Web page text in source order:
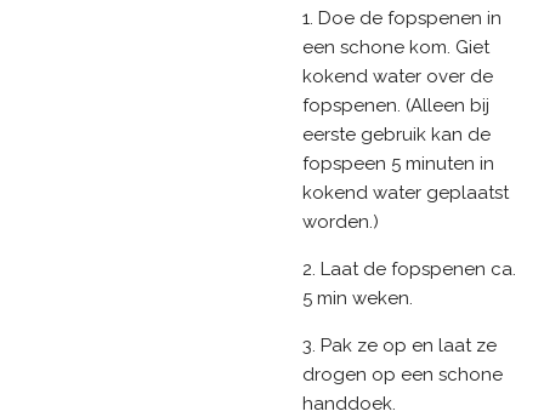
1. Doe de fopspenen in
een schone kom. Giet
kokend water over de
fopspenen. (Alleen bij
eerste gebruik kan de
fopspeen 5 minuten in
kokend water geplaatst
worden.)
2. Laat de fopspenen ca.
5 min weken.
3. Pak ze op en laat ze
drogen op een schone
handdoek.